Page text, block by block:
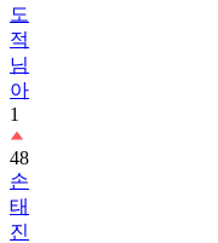
도
적
님
아
1
48
손
태
진